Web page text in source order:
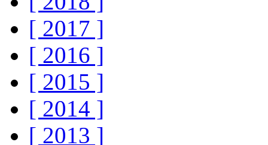
[ 2017 ]
[ 2016 ]
[ 2015 ]
[ 2014 ]
[ 2013 ]